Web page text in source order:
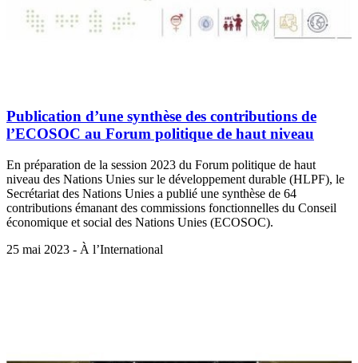
Publication d’une synthèse des contributions de
l’ECOSOC au Forum politique de haut niveau
En préparation de la session 2023 du Forum politique de haut
niveau des Nations Unies sur le développement durable (HLPF), le
Secrétariat des Nations Unies a publié une synthèse de 64
contributions émanant des commissions fonctionnelles du Conseil
économique et social des Nations Unies (ECOSOC).
25 mai 2023 - À l’International